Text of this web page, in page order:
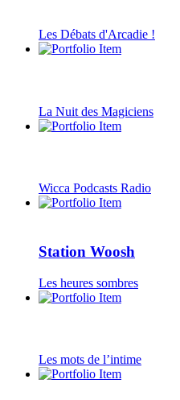
Les Débats d'Arcadie !
La Nuit des Magiciens
Wicca Podcasts Radio
Station Woosh
Les heures sombres
Les mots de l’intime